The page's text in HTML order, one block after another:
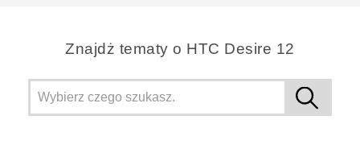
Znajdż tematy o HTC Desire 12